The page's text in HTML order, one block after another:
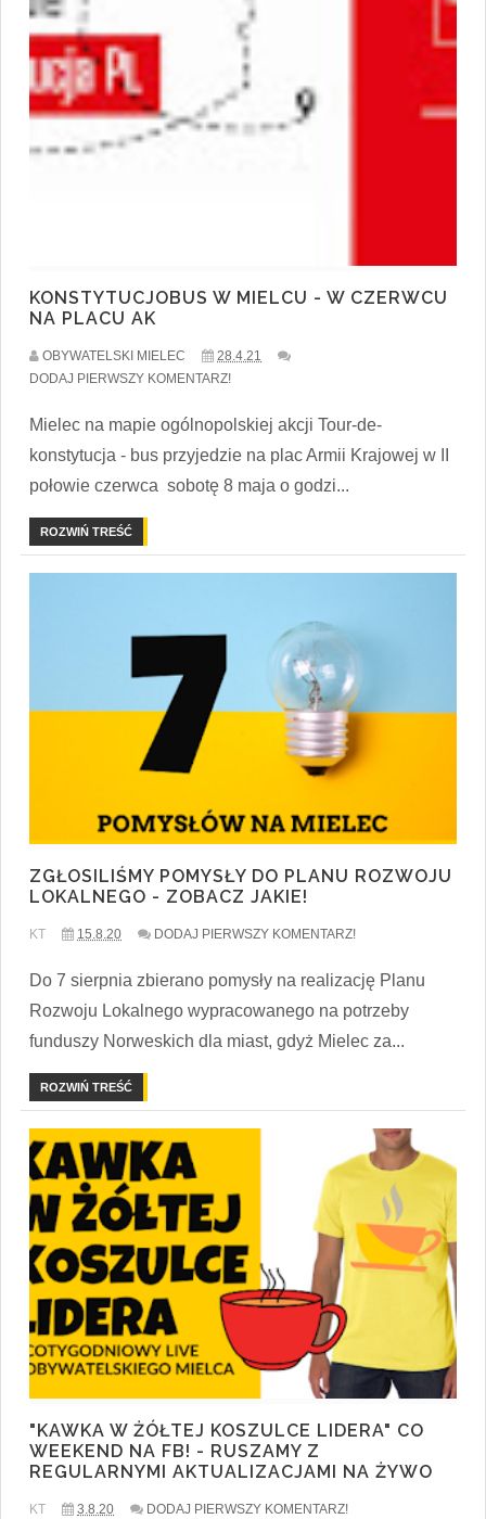
KONSTYTUCJOBUS W MIELCU - W CZERWCU
NA PLACU AK
OBYWATELSKI MIELEC
28.4.21
DODAJ PIERWSZY KOMENTARZ!
Mielec na mapie ogólnopolskiej akcji Tour-de-
konstytucja - bus przyjedzie na plac Armii Krajowej w II
połowie czerwca sobotę 8 maja o godzi...
ROZWIŃ TREŚĆ
ZGŁOSILIŚMY POMYSŁY DO PLANU ROZWOJU
LOKALNEGO - ZOBACZ JAKIE!
KT 15.8.20 DODAJ PIERWSZY KOMENTARZ!
Do 7 sierpnia zbierano pomysły na realizację Planu
Rozwoju Lokalnego wypracowanego na potrzeby
funduszy Norweskich dla miast, gdyż Mielec za...
ROZWIŃ TREŚĆ
"KAWKA W ŻÓŁTEJ KOSZULCE LIDERA" CO
WEEKEND NA FB! - RUSZAMY Z
REGULARNYMI AKTUALIZACJAMI NA ŻYWO
KT 3.8.20 DODAJ PIERWSZY KOMENTARZ!